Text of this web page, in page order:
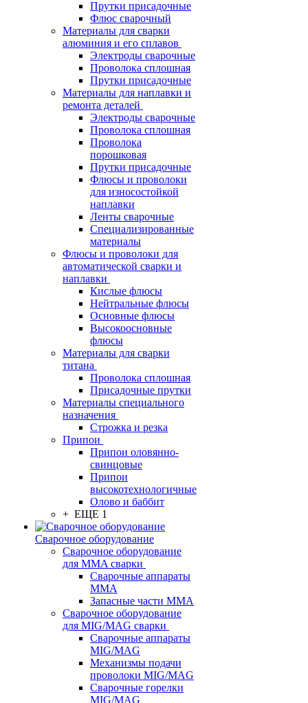
Прутки присадочные
Флюс сварочный
Материалы для сварки
алюминия и его сплавов
Электроды сварочные
Проволока сплошная
Прутки присадочные
Материалы для наплавки и
ремонта деталей
Электроды сварочные
Проволока сплошная
Проволока
порошковая
Прутки присадочные
Флюсы и проволоки
для износостойкой
наплавки
Ленты сварочные
Специализированные
материалы
Флюсы и проволоки для
автоматической сварки и
наплавки
Кислые флюсы
Нейтральные флюсы
Основные флюсы
Высокоосновные
флюсы
Материалы для сварки
титана
Проволока сплошная
Присадочные прутки
Материалы специального
назначения
Строжка и резка
Припои
Припои оловянно-
свинцовые
Припои
высокотехнологичные
Олово и баббит
+ ЕЩЕ 1
Сварочное оборудование
Сварочное оборудование
для MMA сварки
Сварочные аппараты
MMA
Запасные части MMA
Сварочное оборудование
для MIG/MAG сварки
Сварочные аппараты
MIG/MAG
Механизмы подачи
проволоки MIG/MAG
Сварочные горелки
MIG/MAG